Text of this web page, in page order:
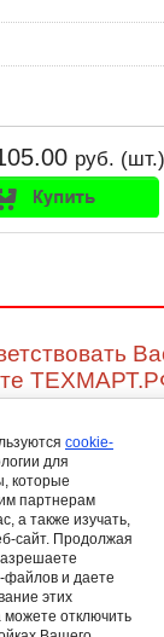
руб. (шт.)
в наличие и
cookie-
для
которые
партнерам
а также изучать,
сайт. Продолжая
файлов и даете
этих
можете отключить